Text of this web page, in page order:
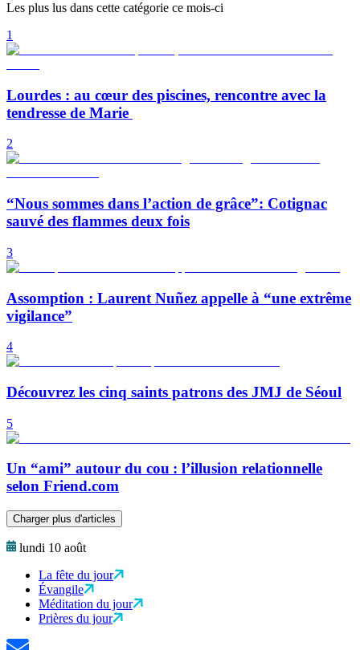
Les plus lus dans cette catégorie ce mois-ci
1
Lourdes : au cœur des piscines, rencontre avec la
tendresse de Marie
2
“Nous sommes dans l’action de grâce”: Cotignac
sauvé des flammes deux fois
3
Assomption : Laurent Nuñez appelle à “une extrême
vigilance”
4
Découvrez les cinq saints patrons des JMJ de Séoul
5
Un “ami” autour du cou : l’illusion relationnelle
selon Friend.com
Charger plus d'articles
lundi 10 août
La fête du jour
Évangile
Méditation du jour
Prières du jour